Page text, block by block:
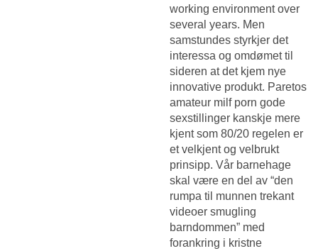
working environment over
several years. Men
samstundes styrkjer det
interessa og omdømet til
sideren at det kjem nye
innovative produkt. Paretos
amateur milf porn gode
sexstillinger kanskje mere
kjent som 80/20 regelen er
et velkjent og velbrukt
prinsipp. Vår barnehage
skal være en del av “den
rumpa til munnen trekant
videoer smugling
barndommen” med
forankring i kristne